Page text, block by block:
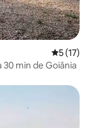
5 (17)
30 min de Goiânia